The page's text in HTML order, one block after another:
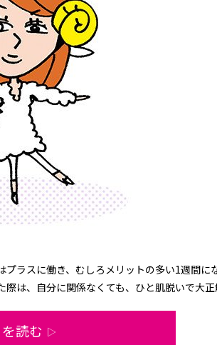
ラスに働き、むしろメリットの多い1週間に
は、自分に関係なくても、ひと肌脱いで大正
読む ▷